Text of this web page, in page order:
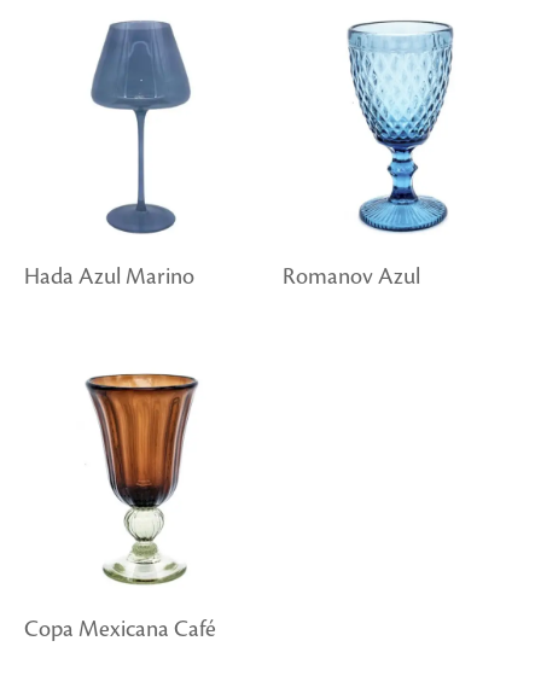
Hada Azul Marino Romanov Azul
Copa Mexicana Café